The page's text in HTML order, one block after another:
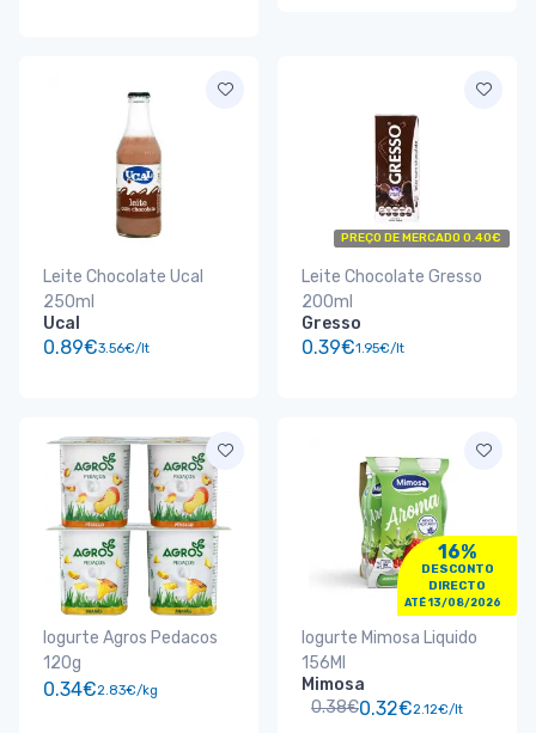
Leite Chocolate Ucal
250ml
Ucal
0.89€3.56€/lt
PREÇO DE MERCADO 0.40€
Leite Chocolate Gresso
200ml
Gresso
0.39€1.95€/lt
Iogurte Agros Pedacos
120g
0.34€2.83€/kg
16%
DESCONTO
DIRECTO
ATÉ 13/08/2026
Iogurte Mimosa Liquido
156Ml
Mimosa
0.38€0.32€2.12€/lt